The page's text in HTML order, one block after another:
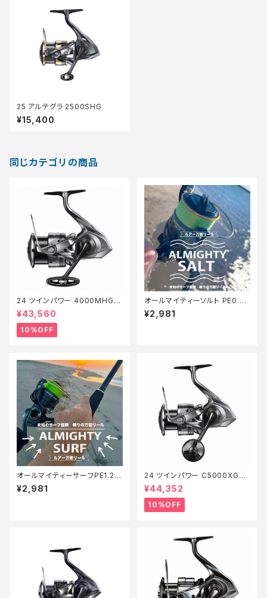
25 アルテグラ 2500SHG
¥15,400
同じカテゴリの商品
24 ツインパワー 4000MHG
【継続セール_リール】【10】
¥43,560
10%OFF
オールマイティーソルト PE0.8
号150m Tオリ
¥2,981
オールマイティーサーフPE1.2 2
00m【Tオリ】
¥2,981
24 ツインパワー C5000XG
【継続セール_リール】【10】
¥44,352
10%OFF